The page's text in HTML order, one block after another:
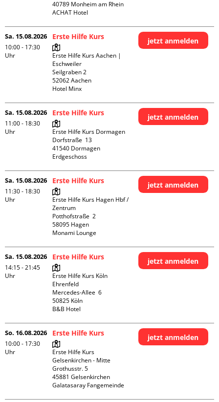
40789 Monheim am Rhein
ACHAT Hotel
Sa. 15.08.2026
10:00 - 17:30
Uhr
Erste Hilfe Kurs
Erste Hilfe Kurs Aachen |
Eschweiler
Seilgraben 2
52062 Aachen
Hotel Minx
jetzt anmelden
Sa. 15.08.2026
11:00 - 18:30
Uhr
Erste Hilfe Kurs
Erste Hilfe Kurs Dormagen
Dorfstraße  13
41540 Dormagen
Erdgeschoss
jetzt anmelden
Sa. 15.08.2026
11:30 - 18:30
Uhr
Erste Hilfe Kurs
Erste Hilfe Kurs Hagen Hbf /
Zentrum
Potthofstraße  2
58095 Hagen
Monami Lounge
jetzt anmelden
Sa. 15.08.2026
14:15 - 21:45
Uhr
Erste Hilfe Kurs
Erste Hilfe Kurs Köln
Ehrenfeld
Mercedes-Allee  6
50825 Köln
B&B Hotel
jetzt anmelden
So. 16.08.2026
10:00 - 17:30
Uhr
Erste Hilfe Kurs
Erste Hilfe Kurs
Gelsenkirchen - Mitte
Grothusstr. 5
45881 Gelsenkirchen
Galatasaray Fangemeinde
jetzt anmelden